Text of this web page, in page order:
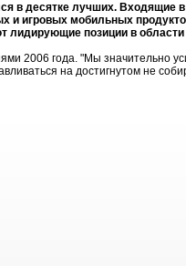
в десятке лучших. Входящие
и игровых мобильных
лидирующие позиции в
2006 года. "Мы значительно
на достигнутом не